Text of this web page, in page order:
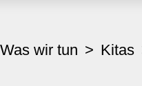
Was wir tun Kitas